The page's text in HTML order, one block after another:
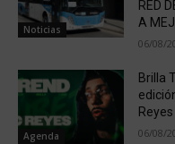
Noticias
RED
A
06/08/
Agenda
Brilla
Reyes
06/08/